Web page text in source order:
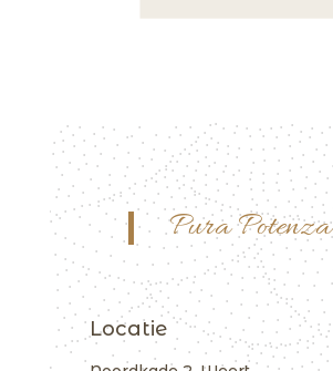
Pura Potenza
Locatie